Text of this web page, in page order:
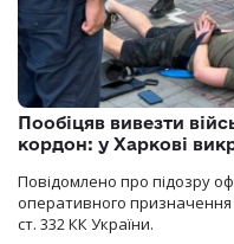
Пообіцяв вивезти
кордон: у Харкові
Повідомлено про підозру
оперативного призначення
ст. 332 КК України.